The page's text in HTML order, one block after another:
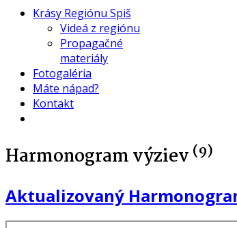
Krásy Regiónu Spiš
Videá z regiónu
Propagačné
materiály
Fotogaléria
Máte nápad?
Kontakt
Harmonogram výziev (9)
Aktualizovaný